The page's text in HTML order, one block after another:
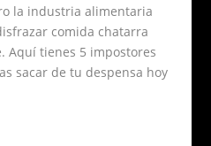
la industria alimentaria
comida chatarra
Aquí tienes 5 impostores
sacar de tu despensa hoy